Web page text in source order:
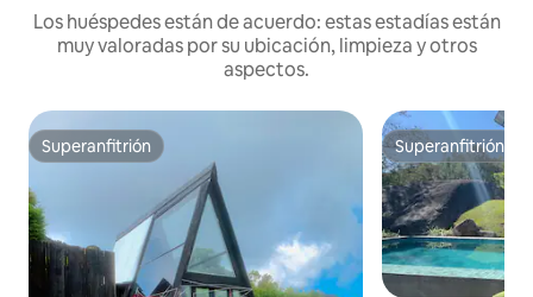
Los huéspedes están de acuerdo: estas estadías están
muy valoradas por su ubicación, limpieza y otros
aspectos.
Superanfitrión
Superanfitrión Superanfitrión
Superanfitrión